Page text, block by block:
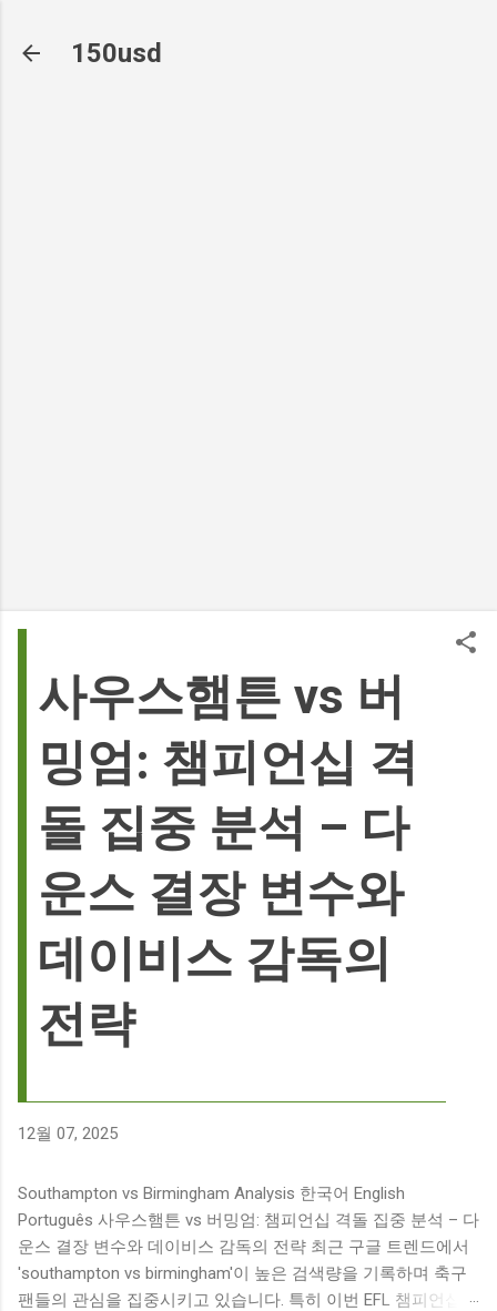
150usd
사우스햄튼 vs 버
밍엄: 챔피언십 격
돌 집중 분석 – 다
운스 결장 변수와
데이비스 감독의
전략
12월 07, 2025
Southampton vs Birmingham Analysis 한국어 English
Português 사우스햄튼 vs 버밍엄: 챔피언십 격돌 집중 분석 – 다
운스 결장 변수와 데이비스 감독의 전략 최근 구글 트렌드에서
'southampton vs birmingham'이 높은 검색량을 기록하며 축구
팬들의 관심을 집중시키고 있습니다. 특히 이번 EFL 챔피언십